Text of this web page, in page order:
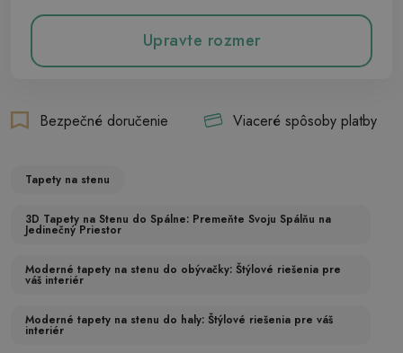
Upravte rozmer
Bezpečné doručenie Viaceré spôsoby platby
Tapety na stenu
3D Tapety na Stenu do Spálne: Premeňte Svoju Spálňu na
Jedinečný Priestor
Moderné tapety na stenu do obývačky: Štýlové riešenia pre
váš interiér
Moderné tapety na stenu do haly: Štýlové riešenia pre váš
interiér